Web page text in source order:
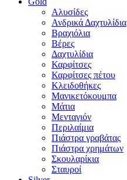
Αλυσίδες
Ανδρικά Δαχτυλίδια
Βραχιόλια
Βέρες
Δαχτυλίδια
Καρφίτσες
Καρφίτσες πέτου
Κλειδοθήκες
Μανικετόκουμπα
Μάτια
Μενταγιόν
Περιλαίμια
Πιάστρα γραβάτας
Πιάστρα χρημάτων
Σκουλαρίκια
Σταυροί